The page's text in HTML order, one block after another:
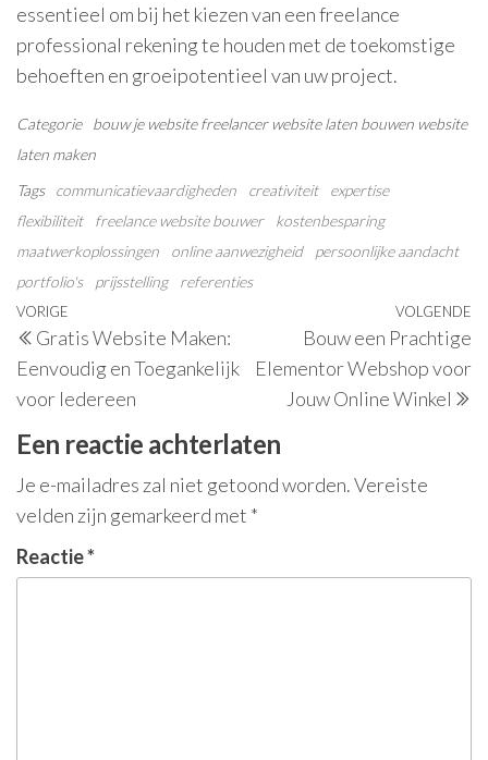
essentieel om bij het kiezen van een freelance
professional rekening te houden met de toekomstige
behoeften en groeipotentieel van uw project.
Categorie bouw je website freelancer website laten bouwen website
laten maken
Tags
communicatievaardigheden creativiteit
expertise
flexibiliteit
freelance website bouwer
kostenbesparing
maatwerkoplossingen
online aanwezigheid
persoonlijke aandacht
portfolio's
prijsstelling referenties
Berichtnavigatie
Vorig
bericht
VORIGE
Gratis Website Maken:
Eenvoudig en Toegankelijk
voor Iedereen
VOLGENDE
Bouw een Prachtige
Elementor Webshop voor
Jouw Online Winkel
Een reactie achterlaten
Je e-mailadres zal niet getoond worden.Vereiste
velden zijn gemarkeerd met *
Reactie*